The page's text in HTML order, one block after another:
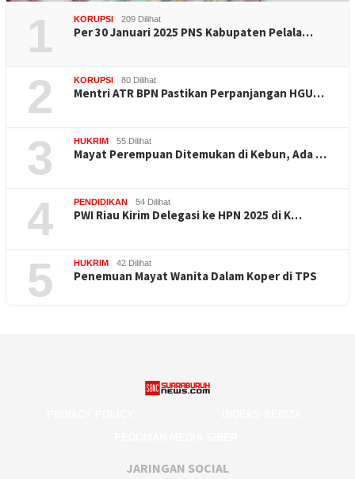
1 KORUPSI 209 Dilihat
Per 30 Januari 2025 PNS Kabupaten Pelala…
2 KORUPSI 80 Dilihat
Mentri ATR BPN Pastikan Perpanjangan HGU…
3 HUKRIM 55 Dilihat
Mayat Perempuan Ditemukan di Kebun, Ada …
4 PENDIDIKAN 54 Dilihat
PWI Riau Kirim Delegasi ke HPN 2025 di K…
5 HUKRIM 42 Dilihat
Penemuan Mayat Wanita Dalam Koper di TPS
JARINGAN SOCIAL